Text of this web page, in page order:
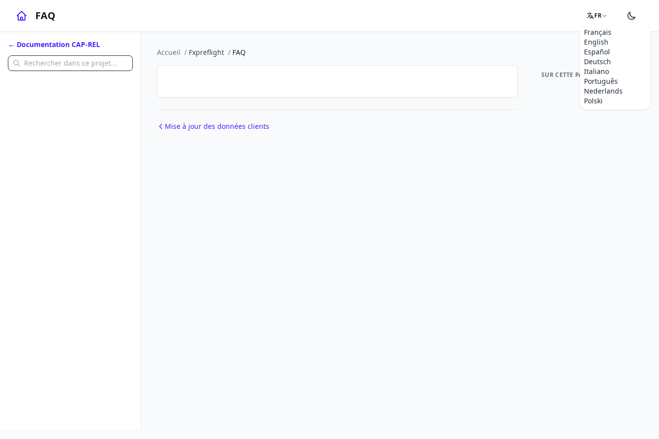
FAQ FR
Français
English
Español
Deutsch
Italiano
Português
Nederlands
Polski
← Documentation CAP-REL
Accueil / Fxpreflight / FAQ
Mise à jour des données clients
SUR CETTE PAGE